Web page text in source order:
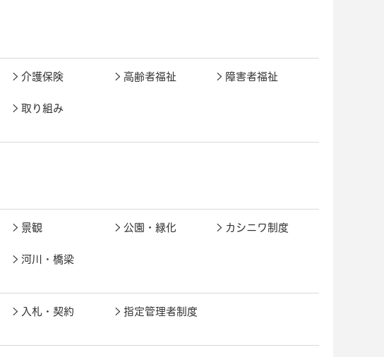
介護保険 高齢者福祉 障害者福祉
取り組み
景観 公園・緑化 カシニワ制度
河川・橋梁
入札・契約 指定管理者制度